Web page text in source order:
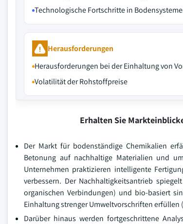
Technologische Fortschritte in
Herausforderungen
Herausforderungen bei der Einhaltung von
Volatilität der Rohstoffpreise
Erhalten Sie
Der Markt für bodenständige Chemikalien
Betonung auf nachhaltige Materialien und
Unternehmen praktizieren intelligente
verbessern. Der Nachhaltigkeitsantrieb
organischen Verbindungen) und bio-basiert
Einhaltung strenger Umweltvorschriften erfüllen
Darüber hinaus werden fortgeschrittene